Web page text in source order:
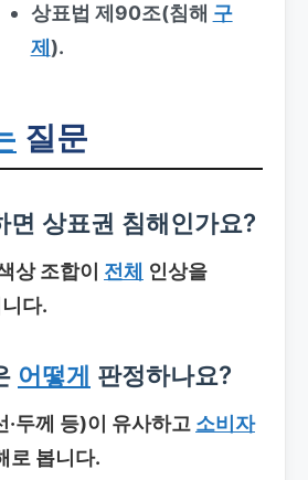
상표법 제90조(침해 구
제 ).
질문
면 상표권 침해인가요?
상 조합이 전체 인상을
다.
어떻게 판정하나요?
두께 등)이 유사하고 소비자
로 봅니다.